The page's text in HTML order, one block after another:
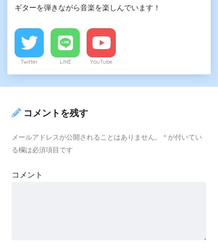
ギターを弾きながら音楽を楽しんでいます！
Twitter LINE YouTube
コメントを残す
メールアドレスが公開されることはありません。 * が付いてい
る欄は必須項目です
コメント